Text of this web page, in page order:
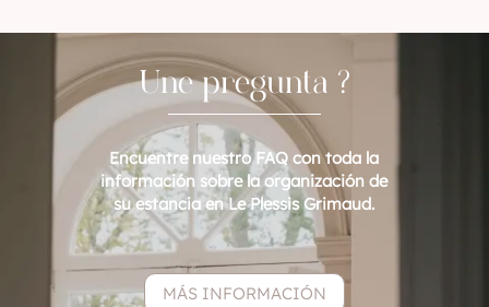
Une pregunta ?
Encuentre nuestro FAQ con toda la
información sobre la organización de
su estancia en Le Plessis Grimaud.
MÁS INFORMACIÓN